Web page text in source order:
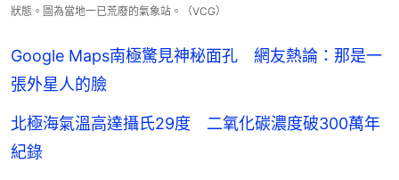
狀態。圖為當地一已荒廢的氣象站。（VCG）
Google Maps南極驚見神秘面孔 網友熱論：那是一
張外星人的臉
北極海氣溫高達攝氏29度 二氧化碳濃度破300萬年
紀錄